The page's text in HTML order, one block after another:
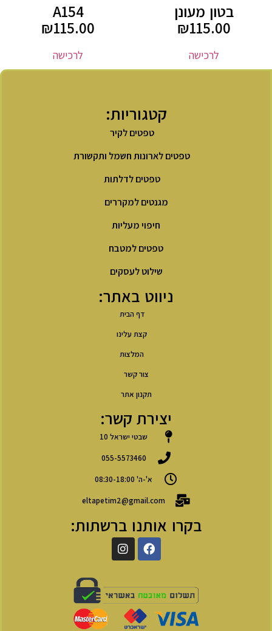
בטון מעונן
₪115.00
לרכישה
A154
₪115.00
לרכישה
קטגוריות:
טפטים לקיר
טפטים לארונות חשמל ותקשורת
טפטים לדלתות
מגנטים למקררים
חיפוי מעליות
טפטים למטבח
שילוט לעסקים
ניווט באתר:
דף הבית
קצת עלינו
המלצות
צור קשר
תקנון אתר
יצירת קשר:
שבטי ישראל 10
055-5573460
א'-ה' 08:30-18:00
eltapetim2@gmail.com
בקרו אותנו ברשתות: